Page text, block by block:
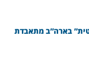
בארה”ב מתאבדת